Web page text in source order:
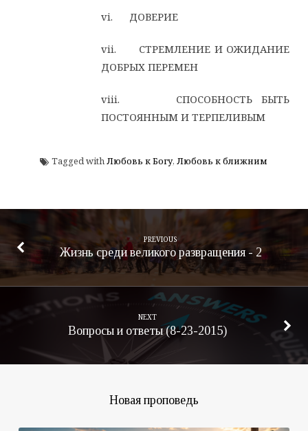
vi. ДОВЕРИЕ
vii. СТРЕМЛЕНИЕ И ОЖИДАНИЕ
ДОБРЫХ ПЕРЕМЕН
viii. СПОСОБНОСТЬ БЫТЬ
ПОСТОЯННЫМ И ТЕРПЕЛИВЫМ
Tagged withЛюбовь к Богу, Любовь к ближним
PREVIOUS
Жизнь среди великого развращения - 2
NEXT
Вопросы и ответы (8-23-2015)
Новая проповедь